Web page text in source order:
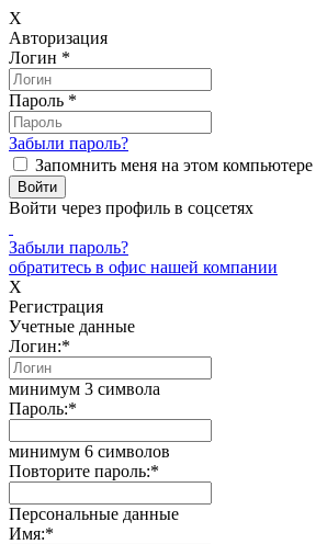
X
Авторизация
Логин *
Пароль *
Забыли пароль?
Запомнить меня на этом компьютере
Войти через профиль в соцсетях
Забыли пароль?
обратитесь в офис нашей компании
X
Регистрация
Учетные данные
Логин:*
минимум 3 символа
Пароль:*
минимум 6 символов
Повторите пароль:*
Персональные данные
Имя:*